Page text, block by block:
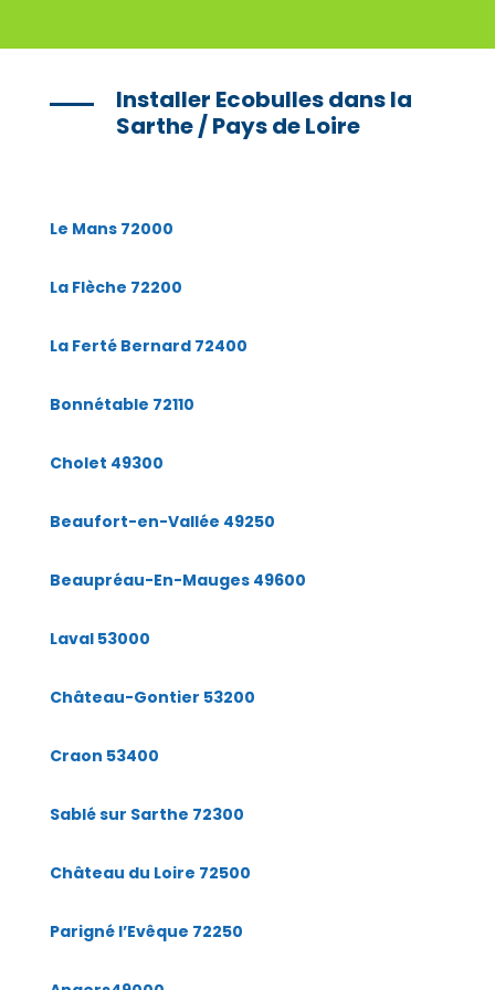
Installer Ecobulles dans la
Sarthe / Pays de Loire
Le Mans 72000
La Flèche 72200
La Ferté Bernard 72400
Bonnétable 72110
Cholet 49300
Beaufort-en-Vallée 49250
Beaupréau-En-Mauges 49600
Laval 53000
Château-Gontier 53200
Craon 53400
Sablé sur Sarthe 72300
Château du Loire 72500
Parigné l’Evêque 72250